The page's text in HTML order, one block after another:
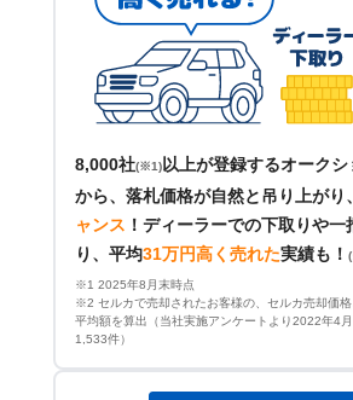
8,000社(※1) 以上が登録するオークシ
から、落札価格が自然と吊り上がり、
ャンス ！ ディーラーでの下取りや一
り、平均31万円高く売れた実績も！
※1 2025年8月末時点
※2 セルカで売却されたお客様の、セルカ売却価
平均額を算出（当社実施アンケートより2022年4
1,533件）